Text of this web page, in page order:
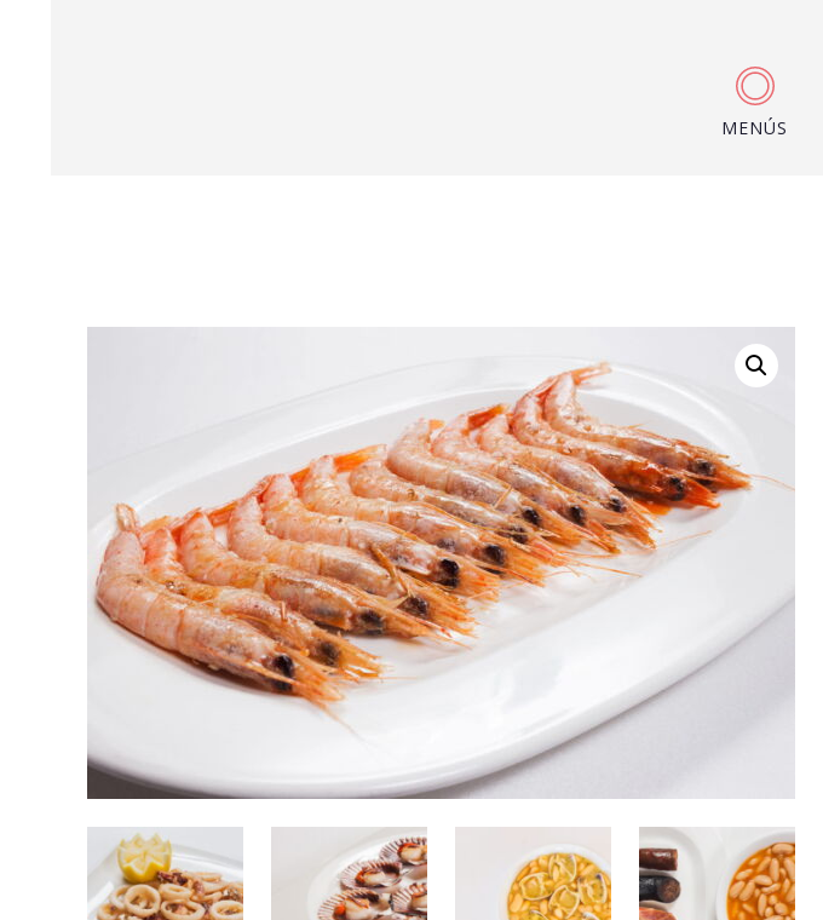
MENÚS